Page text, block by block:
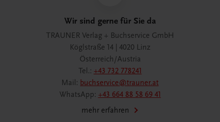
Wir sind gerne für Sie da
TRAUNER Verlag + Buchservice GmbH
Köglstraße 14 | 4020 Linz
Österreich/Austria
Tel.: +43 732 778241
Mail: buchservice@trauner.at
WhatsApp: +43 664 88 58 69 41
mehr erfahren